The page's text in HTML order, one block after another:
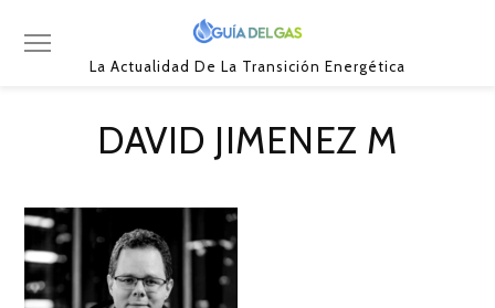
La Actualidad De La Transición Energética
DAVID JIMENEZ M